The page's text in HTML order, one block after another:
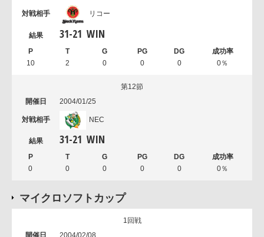
リコー
31-21 WIN
10 2 0 0 0 0％
第12節
2004/01/25
NEC
31-21 WIN
0 0 0 0 0 0％
マイクロソフトカップ
1回戦
2004/02/08